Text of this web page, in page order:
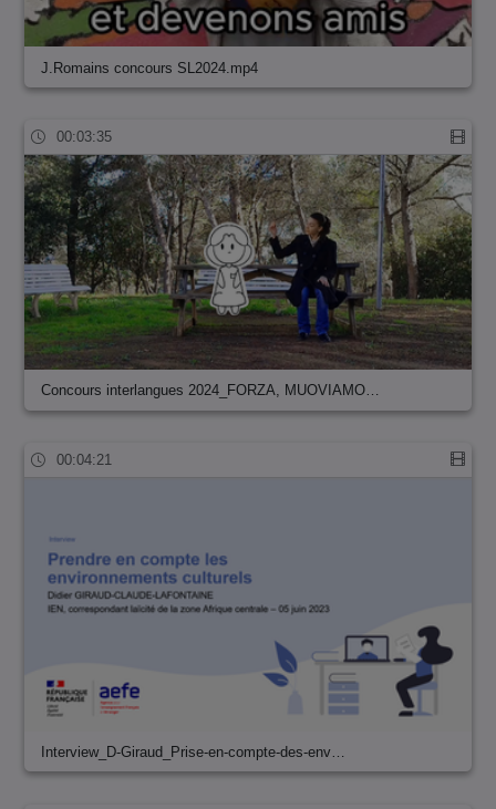
J.Romains concours SL2024.mp4
00:03:35
Concours interlangues 2024_FORZA, MUOVIAMO…
00:04:21
Interview_D-Giraud_Prise-en-compte-des-env…